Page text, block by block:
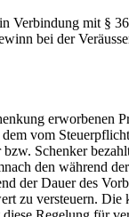
Verbindung mit §
bei der
erworbenen
vom
Schenker
den während
der Dauer des
zu versteuern. Die